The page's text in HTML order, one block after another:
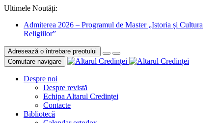
Ultimele Noutăți:
Admiterea 2026 – Programul de Master „Istoria și Cultura
Religiilor”
Adresează o întrebare preotului
Comutare navigare
Despre noi
Despre revistă
Echipa Altarul Credinței
Contacte
Bibliotecă